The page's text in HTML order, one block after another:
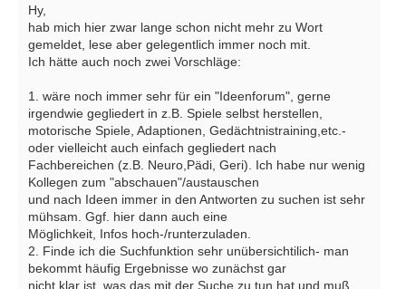
Hy,
hab mich hier zwar lange schon nicht mehr zu Wort
gemeldet, lese aber gelegentlich immer noch mit.
Ich hätte auch noch zwei Vorschläge:
1. wäre noch immer sehr für ein "Ideenforum", gerne
irgendwie gegliedert in z.B. Spiele selbst herstellen,
motorische Spiele, Adaptionen, Gedächtnistraining,etc.-
oder vielleicht auch einfach gegliedert nach
Fachbereichen (z.B. Neuro,Pädi, Geri). Ich habe nur wenig
Kollegen zum "abschauen"/austauschen
und nach Ideen immer in den Antworten zu suchen ist sehr
mühsam. Ggf. hier dann auch eine
Möglichkeit, Infos hoch-/runterzuladen.
2. Finde ich die Suchfunktion sehr unübersichtilich- man
bekommt häufig Ergebnisse wo zunächst gar
nicht klar ist, was das mit der Suche zu tun hat und muß